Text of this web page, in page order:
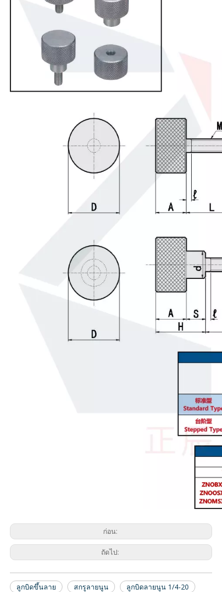
ก่อน:
ถัดไป:
ลูกบิดขึ้นลาย สกรูลายนูน
ลูกบิดลายนูน 1/4-20